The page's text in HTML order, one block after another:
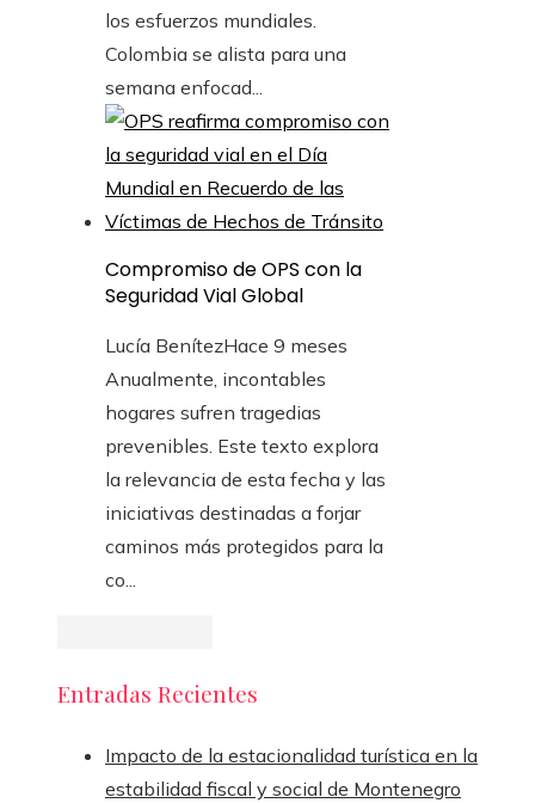
los esfuerzos mundiales.
Colombia se alista para una
semana enfocad...
Compromiso de OPS con la
Seguridad Vial Global
Lucía BenítezHace 9 meses
Anualmente, incontables
hogares sufren tragedias
prevenibles. Este texto explora
la relevancia de esta fecha y las
iniciativas destinadas a forjar
caminos más protegidos para la
co...
Entradas Recientes
Impacto de la estacionalidad turística en la
estabilidad fiscal y social de Montenegro